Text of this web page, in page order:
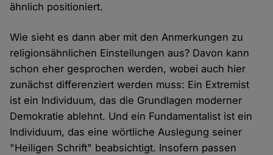
ähnlich positioniert.
Wie sieht es dann aber mit den Anmerkungen zu
religionsähnlichen Einstellungen aus? Davon kann
schon eher gesprochen werden, wobei auch hier
zunächst differenziert werden muss: Ein Extremist
ist ein Individuum, das die Grundlagen moderner
Demokratie ablehnt. Und ein Fundamentalist ist ein
Individuum, das eine wörtliche Auslegung seiner
"Heiligen Schrift" beabsichtigt. Insofern passen